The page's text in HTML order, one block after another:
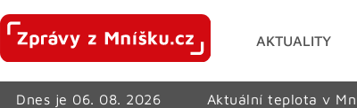
AKTUALITY
Dnes je 06. 08. 2026 Aktuální teplota v